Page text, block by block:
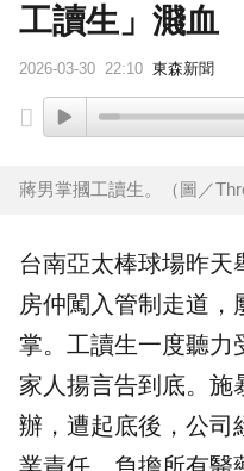
工讀生」濺血
2026-03-30 22:10 東森新聞
蔣男掌摑工讀生。（圖／
台南亞太棒球場昨天
房仲闖入管制走道，
掌。工讀生一度聽力
家人揚言告到底。施
辦，遭起底後，公司